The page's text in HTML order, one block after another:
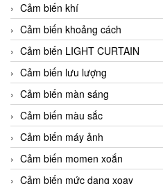
Cảm biến khí
Cảm biến khoảng cách
Cảm biến LIGHT CURTAIN
Cảm biến lưu lượng
Cảm biến màn sáng
Cảm biến màu sắc
Cảm biến máy ảnh
Cảm biến momen xoắn
Cảm biến mức dạng xoay